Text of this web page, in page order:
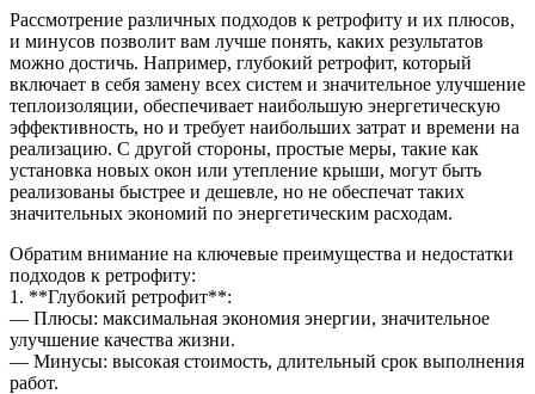
Рассмотрение различных подходов к ретрофиту и их плюсов,
и минусов позволит вам лучше понять, каких результатов
можно достичь. Например, глубокий ретрофит, который
включает в себя замену всех систем и значительное улучшение
теплоизоляции, обеспечивает наибольшую энергетическую
эффективность, но и требует наибольших затрат и времени на
реализацию. С другой стороны, простые меры, такие как
установка новых окон или утепление крыши, могут быть
реализованы быстрее и дешевле, но не обеспечат таких
значительных экономий по энергетическим расходам.
Обратим внимание на ключевые преимущества и недостатки
подходов к ретрофиту:
1. **Глубокий ретрофит**:
— Плюсы: максимальная экономия энергии, значительное
улучшение качества жизни.
— Минусы: высокая стоимость, длительный срок выполнения
работ.